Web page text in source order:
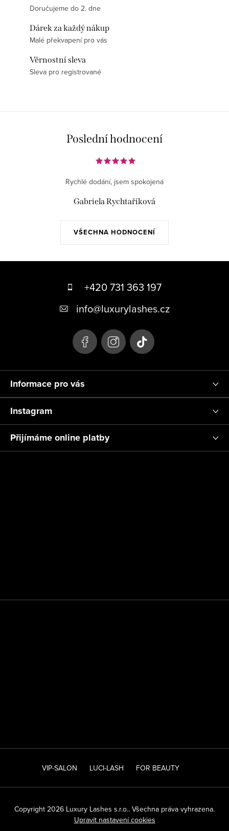
Doručujeme do 2. dne
Dárek za každý nákup
Malé překvapení pro vás
Věrnostní sleva
Sleva pro registrované
Poslední hodnocení
VŠECHNA HODNOCENÍ
Rychlé dodání, jsem spokojená
Gabriela Rychtaříková
+420 731 363 197
info@luxurylashes.cz
Informace pro vás
Instagram
Přijímáme online platby
VIP-SALON LUCI-LASH FOR BEAUTY
Copyright 2026 Luxury Lashes s.r.o.. Všechna práva vyhrazena.
Upravit nastavení cookies